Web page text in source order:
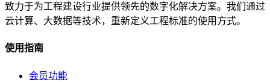
致力于为工程建设行业提供领先的数字化解决方案。我们通过
云计算、大数据等技术，重新定义工程标准的使用方式。
使用指南
会员功能